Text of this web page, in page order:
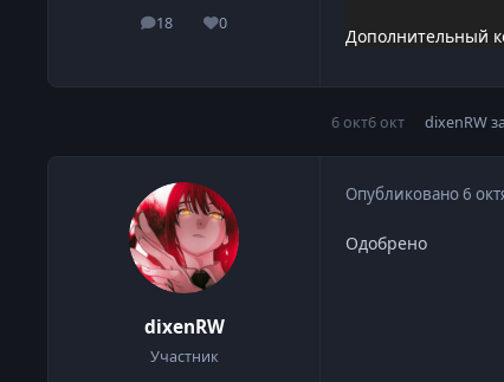
18
сообщения
0
Репутация Дополнительный
6 окт6 окт dixenRW
dixenRW
Участник
Опубликовано6
Одобрено